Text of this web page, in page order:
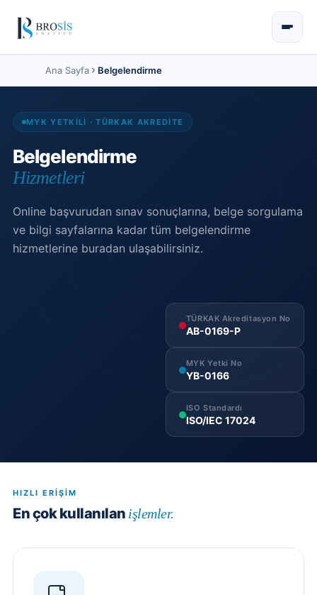
Ana Sayfa Belgelendirme
MYK YETKİLİ · TÜRKAK AKREDİTE
Belgelendirme
Hizmetleri
Online başvurudan sınav sonuçlarına, belge sorgulama
ve bilgi sayfalarına kadar tüm belgelendirme
hizmetlerine buradan ulaşabilirsiniz.
TÜRKAK Akreditasyon No
AB-0169-P
MYK Yetki No
YB-0166
ISO Standardı
ISO/IEC 17024
HIZLI ERIŞIM
En çok kullanılan işlemler.